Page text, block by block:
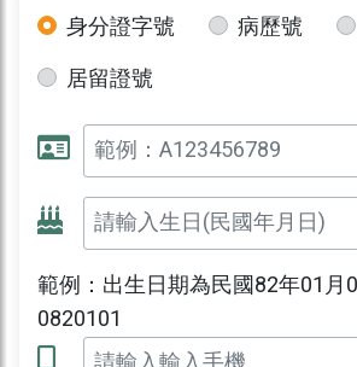
身分證字號 病歷號
居留證號
範例：出生日期為民國82年01月
0820101